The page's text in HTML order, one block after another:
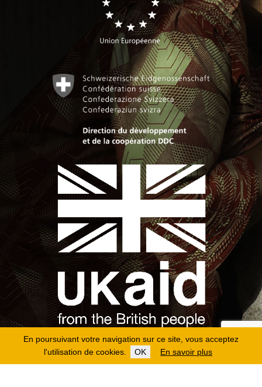
En poursuivant votre navigation sur ce site, vous acceptez
l'utilisation de cookies.
OK En savoir plus